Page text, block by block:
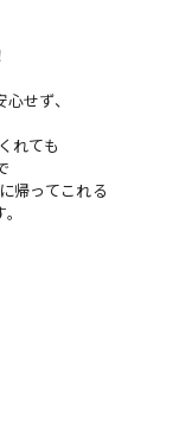
せず、
れても
帰ってこれる